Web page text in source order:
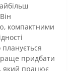
компактними
придбати
який працює